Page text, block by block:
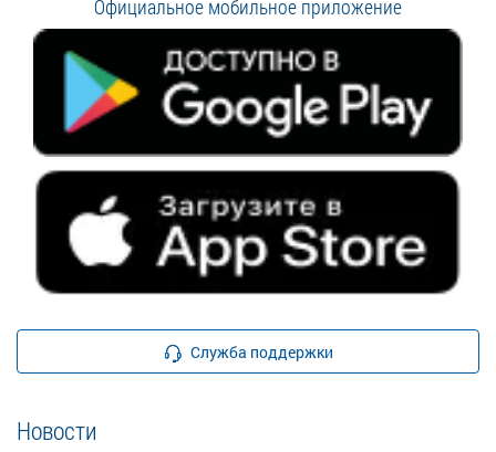
Официальное мобильное приложение
Служба поддержки
Новости